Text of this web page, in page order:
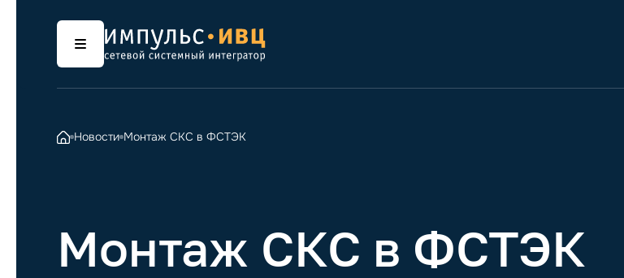
Новости Монтаж СКС в ФСТЭК
Монтаж СКС в ФСТЭК